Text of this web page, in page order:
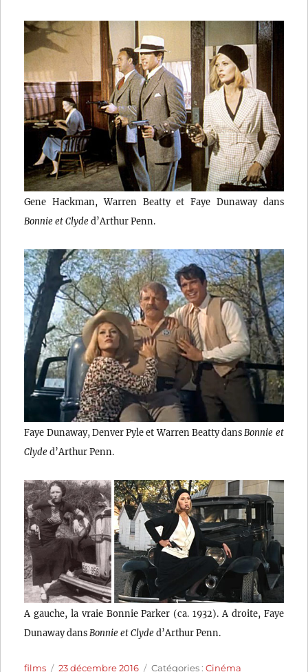
Gene Hackman, Warren Beatty et Faye Dunaway dans
Bonnie et Clyded’Arthur Penn.
Faye Dunaway, Denver Pyle et Warren Beatty dansBonnie et
Clyded’Arthur Penn.
A gauche, la vraie Bonnie Parker (ca. 1932). A droite, Faye
Dunaway dans Bonnie et Clyded’Arthur Penn.
Auteur
films Publié
23 décembre 2016 Catégories
Catégories :Cinéma